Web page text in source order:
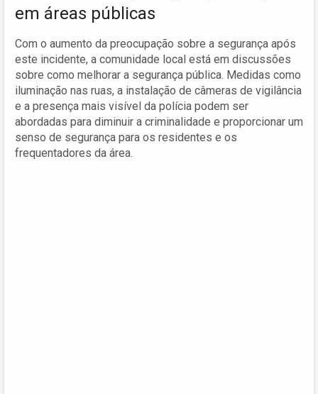
em áreas públicas
Com o aumento da preocupação sobre a segurança após
este incidente, a comunidade local está em discussões
sobre como melhorar a segurança pública. Medidas como
iluminação nas ruas, a instalação de câmeras de vigilância
e a presença mais visível da polícia podem ser
abordadas para diminuir a criminalidade e proporcionar um
senso de segurança para os residentes e os
frequentadores da área.